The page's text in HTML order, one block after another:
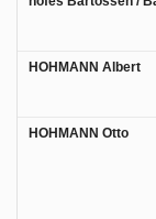
HOHMANN Albert
HOHMANN Otto